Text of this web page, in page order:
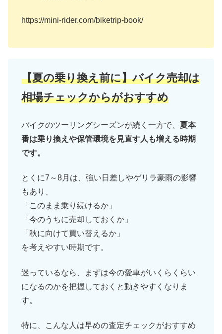
https://mini-rider.com/biketrip-book/
【夏の乗り換え前に】バイク売却は
相場チェックからがおすすめ
バイクのツーリングシーズンが続く一方で、 夏本
番は乗り換えや保管環境を見直す人も増える時期
です。
とくに7～8月は、強い日差しやゲリラ豪雨の影響
もあり、
「このまま乗り続けるか」
「今のうちに売却しておくか」
「秋に向けて買い替えるか」
を考えやすい時期です。
迷っているなら、まずは今の愛車がいくらくらい
になるのかを把握しておくと動きやすくなりま
す。
特に、こんな人は早めの査定チェックがおすすめ